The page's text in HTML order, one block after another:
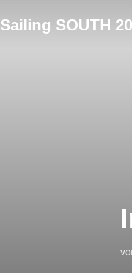
Inhalt
Sailing SOUTH